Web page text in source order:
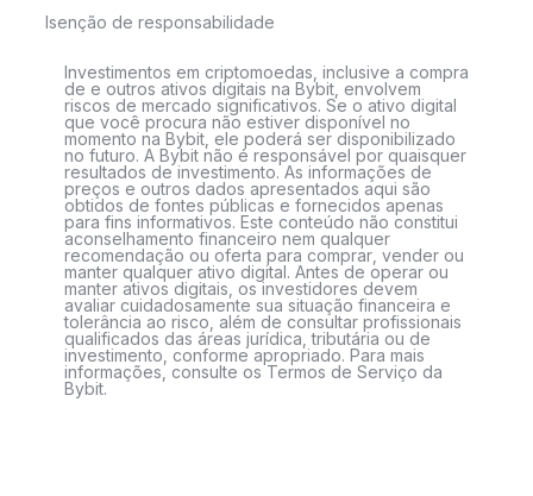
Isenção de responsabilidade
Investimentos em criptomoedas, inclusive a compra
de e outros ativos digitais na Bybit, envolvem
riscos de mercado significativos. Se o ativo digital
que você procura não estiver disponível no
momento na Bybit, ele poderá ser disponibilizado
no futuro. A Bybit não é responsável por quaisquer
resultados de investimento. As informações de
preços e outros dados apresentados aqui são
obtidos de fontes públicas e fornecidos apenas
para fins informativos. Este conteúdo não constitui
aconselhamento financeiro nem qualquer
recomendação ou oferta para comprar, vender ou
manter qualquer ativo digital. Antes de operar ou
manter ativos digitais, os investidores devem
avaliar cuidadosamente sua situação financeira e
tolerância ao risco, além de consultar profissionais
qualificados das áreas jurídica, tributária ou de
investimento, conforme apropriado. Para mais
informações, consulte os Termos de Serviço da
Bybit.